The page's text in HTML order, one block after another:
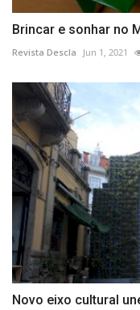
Brincar e sonhar no
Revista Descla Jun 1, 2021
Novo eixo cultural